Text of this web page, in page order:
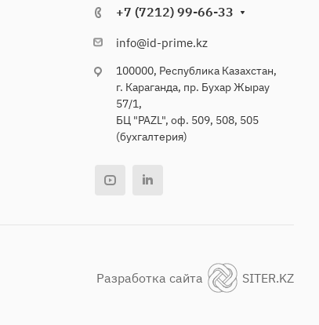
+7 (7212) 99-66-33
info@id-prime.kz
100000, Республика Казахстан,
г. Караганда, пр. Бухар Жырау
57/1,
БЦ "PAZL", оф. 509, 508, 505
(бухгалтерия)
Разработка сайта SITER.KZ